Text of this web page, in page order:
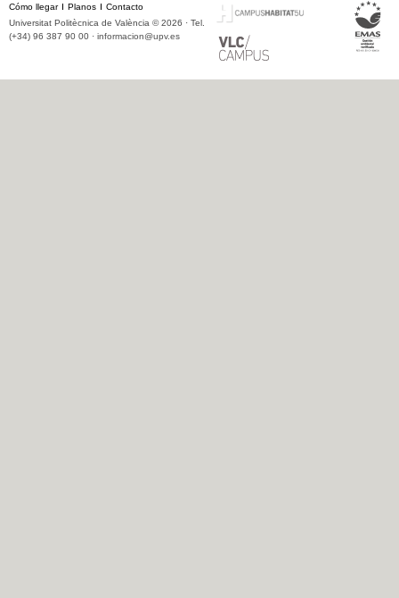
Cómo llegar Planos
Contacto
Universitat Politècnica de València © 2026 · Tel.
(+34) 96 387 90 00 · informacion@upv.es